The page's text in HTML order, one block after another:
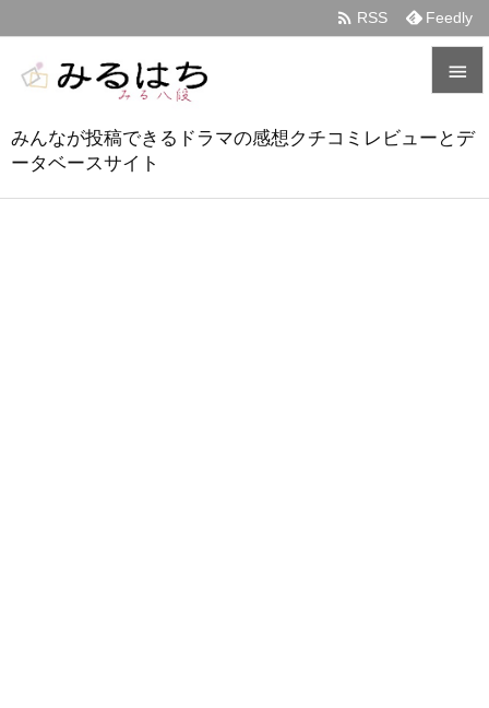
みんなが投稿できるドラマの感想クチコミレビューとデ
ータベースサイト

メニュ
 RSS Feedly